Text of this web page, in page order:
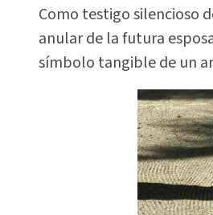
Como testigo silencioso
anular de la futura
símbolo tangible de un